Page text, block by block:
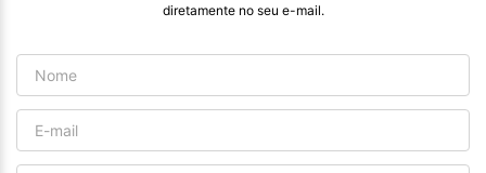
diretamente no seu e-mail.